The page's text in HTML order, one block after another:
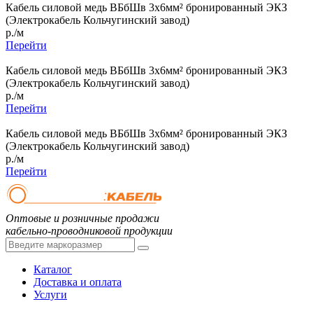
Кабель силовой медь ВБбШв 3x6мм² бронированный ЭКЗ
(Электрокабель Кольчугинский завод)
р./м
Перейти
Кабель силовой медь ВБбШв 3x6мм² бронированный ЭКЗ
(Электрокабель Кольчугинский завод)
р./м
Перейти
Кабель силовой медь ВБбШв 3x6мм² бронированный ЭКЗ
(Электрокабель Кольчугинский завод)
р./м
Перейти
Оптовые и розничные продажи
кабельно-проводниковой продукции
Каталог
Доставка и оплата
Услуги